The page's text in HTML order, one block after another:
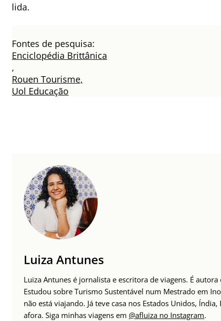
lida.
Fontes de pesquisa:
Enciclopédia Brittânica
,
Rouen Tourisme,
Uol Educação
Luiza Antunes
Luiza Antunes é jornalista e escritora de viagens. É
Estudou sobre Turismo Sustentável num Mestrado em
não está viajando. Já teve casa nos Estados Unidos,
afora. Siga minhas viagens em @afluiza no Instagram.